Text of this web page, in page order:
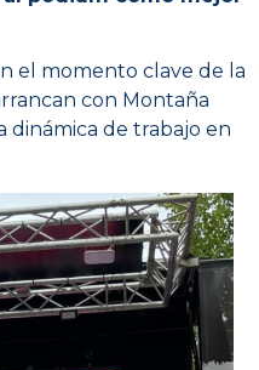
el momento clave de la
con Montaña
dinámica de trabajo en